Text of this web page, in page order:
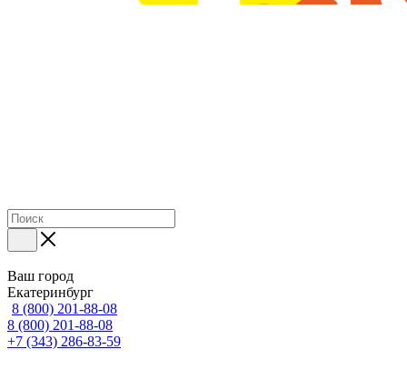
Ваш город
Екатеринбург
8 (800) 201-88-08
8 (800) 201-88-08
+7 (343) 286-83-59